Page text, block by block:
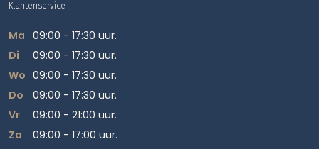
Klantenservice
Ma 09:00 - 17:30 uur.
Di
09:00 - 17:30 uur.
Wo 09:00 - 17:30 uur.
Do
09:00 - 17:30 uur.
Vr
09:00 - 21:00 uur.
Za
09:00 - 17:00 uur.